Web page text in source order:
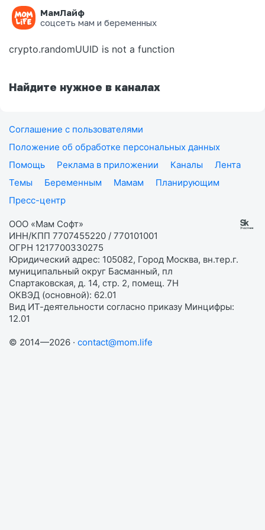
МамЛайф
соцсеть мам и беременных
Ошибка на странице
crypto.randomUUID is not a function
Найдите нужное в каналах
Соглашение с пользователями
Положение об обработке персональных данных
Помощь
Реклама в приложении Каналы
Лента
Темы
Беременным Мамам
Планирующим
Пресс-центр
ООО «Мам Софт»
ИНН/КПП 7707455220 / 770101001
ОГРН 1217700330275
Юридический адрес: 105082, Город Москва, вн.тер.г.
муниципальный округ Басманный, пл
Спартаковская, д. 14, стр. 2, помещ. 7Н
ОКВЭД (основной): 62.01
Вид ИТ-деятельности согласно приказу Минцифры:
12.01
© 2014—2026 · contact@mom.life